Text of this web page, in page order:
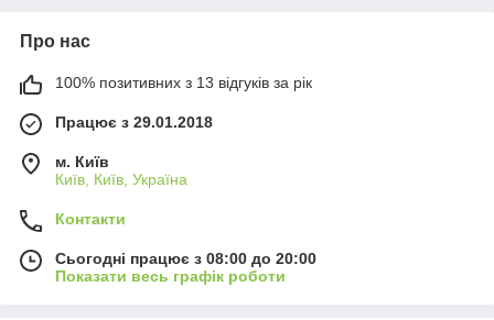
Про нас
100% позитивних з 13 відгуків за рік
Працює з 29.01.2018
м. Київ
Київ, Київ, Україна
Контакти
Сьогодні працює з 08:00 до 20:00
Показати весь графік роботи